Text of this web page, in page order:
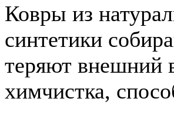
Ковры из
синтетики
теряют внешний
химчистка,